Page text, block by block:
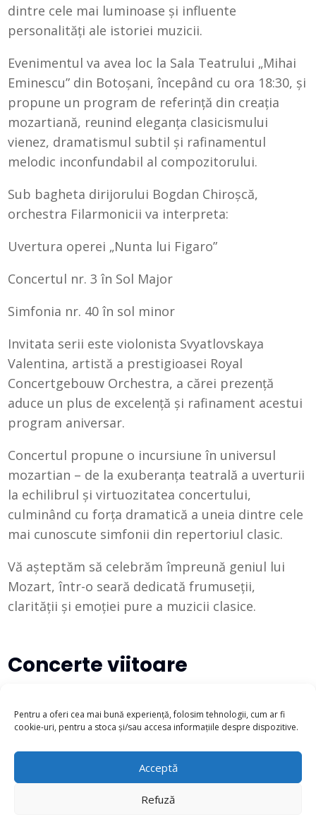
Pentru a oferi cea mai bună experiență, folosim tehnologii, cum ar fi
cookie-uri, pentru a stoca și/sau accesa informațiile despre dispozitive.
Acceptă
Refuză
dintre cele mai luminoase și influente
personalități ale istoriei muzicii.
Evenimentul va avea loc la Sala Teatrului „Mihai
Eminescu” din Botoșani, începând cu ora 18:30, și
propune un program de referință din creația
mozartiană, reunind eleganța clasicismului
vienez, dramatismul subtil și rafinamentul
melodic inconfundabil al compozitorului.
Sub bagheta dirijorului Bogdan Chiroșcă,
orchestra Filarmonicii va interpreta:
Uvertura operei „Nunta lui Figaro”
Concertul nr. 3 în Sol Major
Simfonia nr. 40 în sol minor
Invitata serii este violonista Svyatlovskaya
Valentina, artistă a prestigioasei Royal
Concertgebouw Orchestra, a cărei prezență
aduce un plus de excelență și rafinament acestui
program aniversar.
Concertul propune o incursiune în universul
mozartian – de la exuberanța teatrală a uverturii
la echilibrul și virtuozitatea concertului,
culminând cu forța dramatică a uneia dintre cele
mai cunoscute simfonii din repertoriul clasic.
Vă așteptăm să celebrăm împreună geniul lui
Mozart, într-o seară dedicată frumuseții,
clarității și emoției pure a muzicii clasice.
Concerte viitoare
There are no upcoming events at this time.